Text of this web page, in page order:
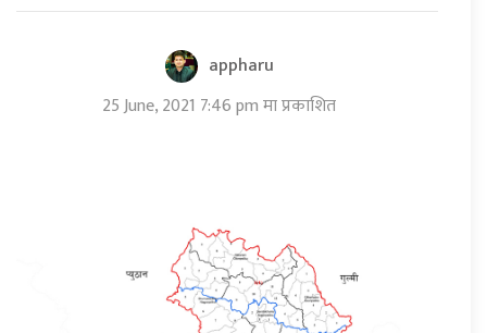
appharu
25 June, 2021 7:46 pm मा प्रकाशित